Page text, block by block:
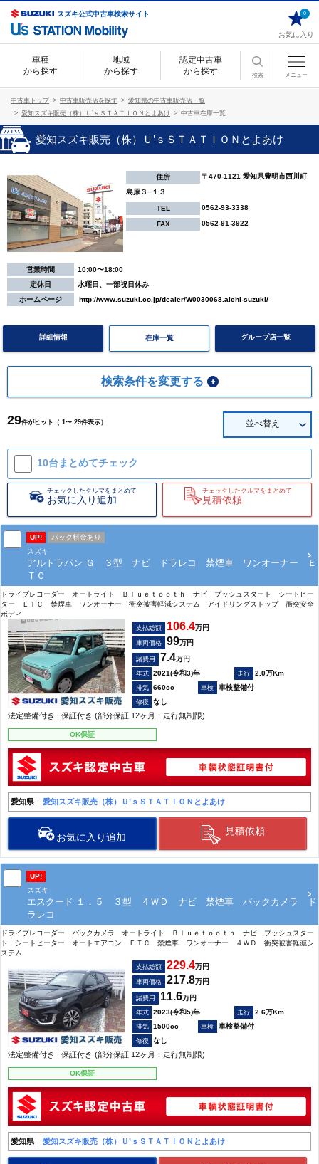
スズキ公式中古車検索サイト
お気に入り
0
車種
から探す
地域
から探す
認定中古車
から探す
検索 メニュー
中古車トップ 中古車販売店を探す
愛知県の中古車販売店一覧
愛知スズキ販売（株）Ｕ’ｓＳＴＡＴＩＯＮとよあけ
中古車在庫一覧
愛知スズキ販売（株）Ｕ’ｓＳＴＡＴＩＯＮとよあけ
住所 〒470-1121 愛知県豊明市西川町
島原３−１３
TEL 0562-93-3338
FAX 0562-91-3922
営業時間
10:00〜18:00
定休日
水曜日、一部祝日休み
ホームページ
http://www.suzuki.co.jp/dealer/W0030068.aichi-suzuki/
詳細情報 在庫一覧 グループ店一覧
検索条件を変更する
29件がヒット（ 1〜 29件表示） 並べ替え
10台まとめてチェック
チェックしたクルマをまとめて
お気に入り追加
チェックしたクルマをまとめて
見積依頼
UP!
パック料金あり
スズキ
アルトラパン Ｇ ３型 ナビ ドラレコ 禁煙車 ワンオーナー Ｅ
ＴＣ
ドライブレコーダー オートライト Ｂｌｕｅｔｏｏｔｈ ナビ プッシュスタート シートヒー
ター ＥＴＣ 禁煙車 ワンオーナー 衝突被害軽減システム アイドリングストップ 衝突安全
ボディ
支払総額 106.4万円
車両価格 99万円
諸費用 7.4万円
2021(令和3)年
2.0万Km
660cc
車検整備付
なし
法定整備付き | 保証付き (部分保証 12ヶ月：走行無制限)
OK保証
愛知県 愛知スズキ販売（株）Ｕ’ｓＳＴＡＴＩＯＮとよあけ
お気に入り追加
見積依頼
UP!
スズキ
エスクード １．５ ３型 ４ＷＤ ナビ 禁煙車 バックカメラ ド
ラレコ
ドライブレコーダー バックカメラ オートライト Ｂｌｕｅｔｏｏｔｈ ナビ プッシュスター
ト シートヒーター オートエアコン ＥＴＣ 禁煙車 ワンオーナー ４ＷＤ 衝突被害軽減シ
ステム
支払総額 229.4万円
車両価格 217.8万円
諸費用 11.6万円
2023(令和5)年
2.6万Km
1500cc
車検整備付
なし
法定整備付き | 保証付き (部分保証 12ヶ月：走行無制限)
OK保証
愛知県 愛知スズキ販売（株）Ｕ’ｓＳＴＡＴＩＯＮとよあけ